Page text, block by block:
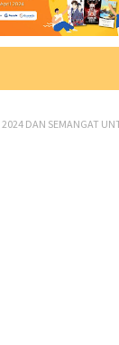
DAN SEMANGAT